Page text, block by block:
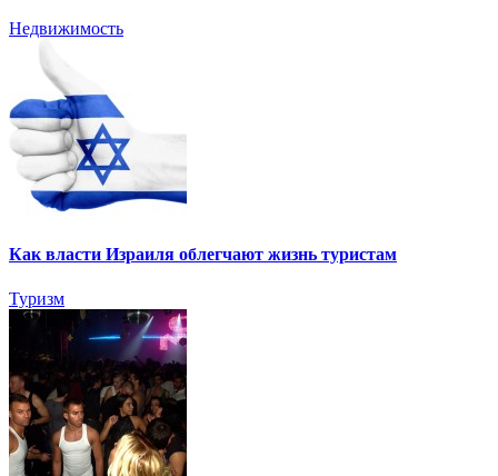
Недвижимость
Как власти Израиля облегчают жизнь туристам
Туризм